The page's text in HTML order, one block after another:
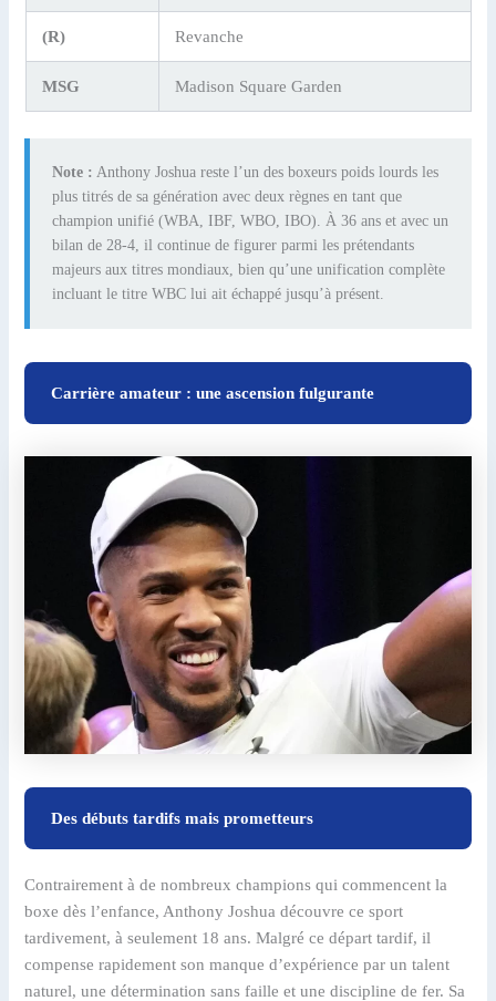
(R) Revanche
MSG Madison Square Garden
Note : Anthony Joshua reste l’un des boxeurs poids lourds les
plus titrés de sa génération avec deux règnes en tant que
champion unifié (WBA, IBF, WBO, IBO). À 36 ans et avec un
bilan de 28-4, il continue de figurer parmi les prétendants
majeurs aux titres mondiaux, bien qu’une unification complète
incluant le titre WBC lui ait échappé jusqu’à présent.
Carrière amateur : une ascension fulgurante
Des débuts tardifs mais prometteurs
Contrairement à de nombreux champions qui commencent la
boxe dès l’enfance, Anthony Joshua découvre ce sport
tardivement, à seulement 18 ans. Malgré ce départ tardif, il
compense rapidement son manque d’expérience par un talent
naturel, une détermination sans faille et une discipline de fer. Sa